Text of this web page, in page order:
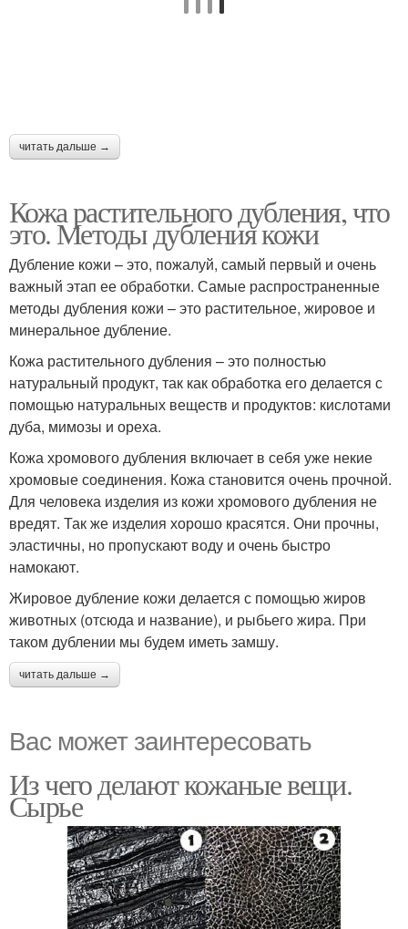
читать дальше →
Кожа растительного дубления, что
это. Методы дубления кожи
Дубление кожи – это, пожалуй, самый первый и очень
важный этап ее обработки. Самые распространенные
методы дубления кожи – это растительное, жировое и
минеральное дубление.
Кожа растительного дубления – это полностью
натуральный продукт, так как обработка его делается с
помощью натуральных веществ и продуктов: кислотами
дуба, мимозы и ореха.
Кожа хромового дубления включает в себя уже некие
хромовые соединения. Кожа становится очень прочной.
Для человека изделия из кожи хромового дубления не
вредят. Так же изделия хорошо красятся. Они прочны,
эластичны, но пропускают воду и очень быстро
намокают.
Жировое дубление кожи делается с помощью жиров
животных (отсюда и название), и рыбьего жира. При
таком дублении мы будем иметь замшу.
читать дальше →
Вас может заинтересовать
Из чего делают кожаные вещи.
Сырье